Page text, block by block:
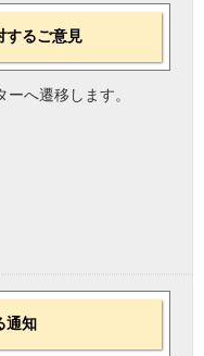
するご意見
へ遷移します。
通知